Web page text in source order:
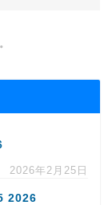
2026年2月25日
2026